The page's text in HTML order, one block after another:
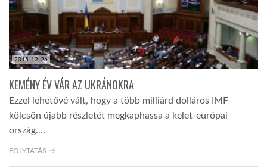
2015-12-26
KEMÉNY ÉV VÁR AZ UKRÁNOKRA
Ezzel lehetővé vált, hogy a több milliárd dolláros IMF-
kölcsön újabb részletét megkaphassa a kelet-európai
ország.…
FOLYTATÁS →